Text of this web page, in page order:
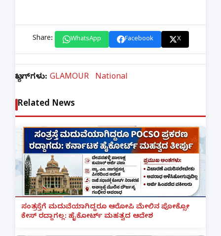
Share: WhatsApp Facebook X
ಟ್ಯಾಗ್‌ಗಳು: GLAMOUR National
Related News
ಸಂತ್ರಸ್ತೆಗೆ ಮದುವೆಯಾಗಿದ್ದರೂ ಆರೋಪಿ ಮೇಲಿನ ಪೋಕ್ಸೋ
ಕೇಸ್ ರದ್ದಾಗಲ್ಲ: ಹೈಕೋರ್ಟ್ ಮಹತ್ವದ ಆದೇಶ